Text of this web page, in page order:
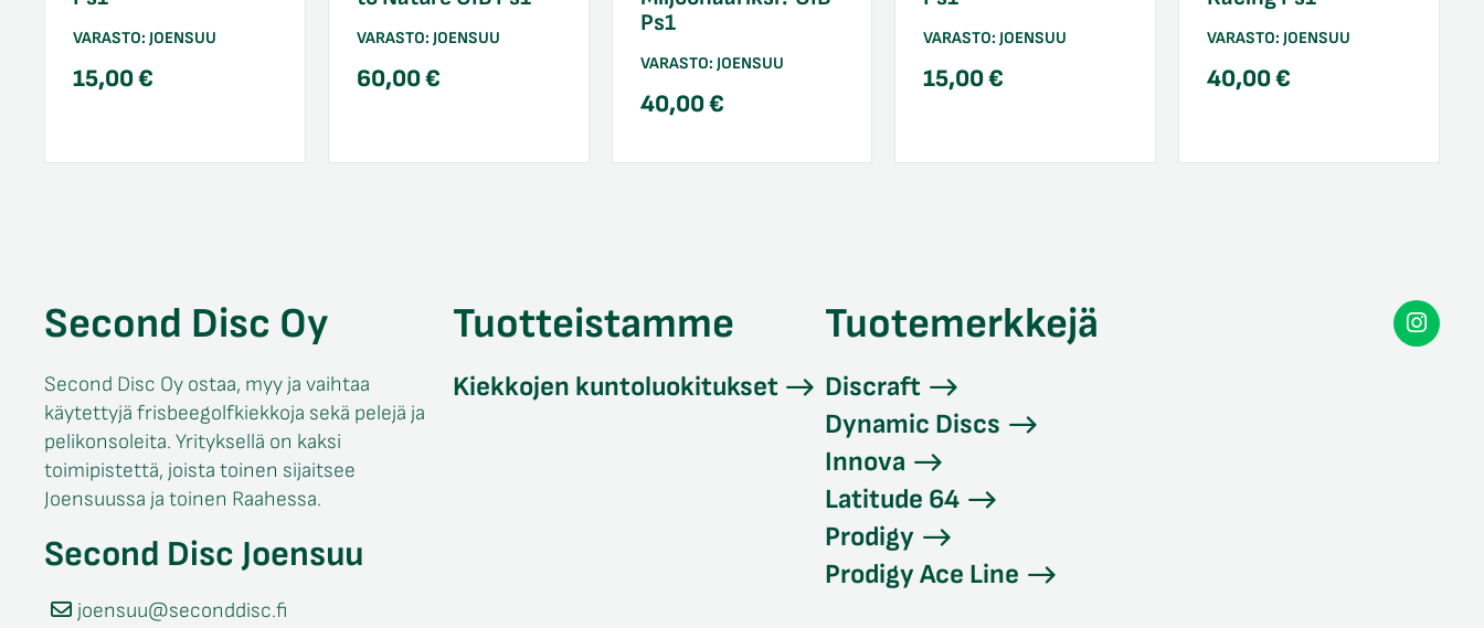
VARASTO: JOENSUU
15,00€
VARASTO: JOENSUU
60,00€
Ps1
VARASTO: JOENSUU
40,00€
VARASTO:JOENSUU
15,00€
VARASTO:JOENSUU
40,00€
Second Disc Oy
Second Disc Oy ostaa, myy ja vaihtaa
käytettyjä frisbeegolfkiekkoja sekä pelejä ja
pelikonsoleita. Yrityksellä on kaksi
toimipistettä, joista toinen sijaitsee
Joensuussa ja toinen Raahessa.
Second Disc Joensuu
joensuu@seconddisc.fi
Tuotteistamme
Kiekkojen kuntoluokitukset
Tuotemerkkejä
Discraft
Dynamic Discs
Innova
Latitude 64
Prodigy
Prodigy Ace Line